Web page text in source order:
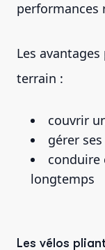
performances
Les
terrain :
couvrir
gérer
conduire
longtemps
Les vélos